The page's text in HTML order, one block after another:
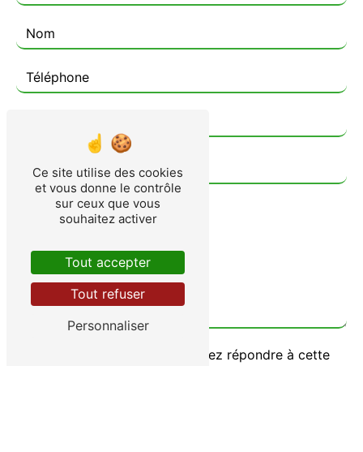
Vous n'êtes pas un robot, veuillez répondre à cette
Ce site utilise des cookies
et vous donne le contrôle
sur ceux que vous
souhaitez activer
Tout accepter
Tout refuser
Personnaliser